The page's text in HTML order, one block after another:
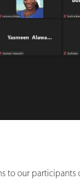
to our